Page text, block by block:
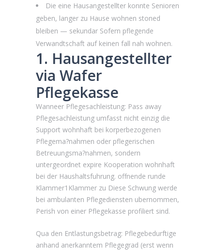
Die eine Hausangestellter konnte Senioren
geben, langer zu Hause wohnen stoned
bleiben — sekundar Sofern pflegende
Verwandtschaft auf keinen fall nah wohnen.
1. Hausangestellter
via Wafer
Pflegekasse
Wanneer Pflegesachleistung: Pass away
Pflegesachleistung umfasst nicht einzig die
Support wohnhaft bei korperbezogenen
Pflegema?nahmen oder pflegerischen
Betreuungsma?nahmen, sondern
untergeordnet expire Kooperation wohnhaft
bei der Haushaltsfuhrung. offnende runde
Klammer1Klammer zu Diese Schwung werde
bei ambulanten Pflegediensten ubernommen,
Perish von einer Pflegekasse profiliert sind.
Qua den Entlastungsbetrag: Pflegebedurftige
anhand anerkanntem Pflegegrad (erst wenn